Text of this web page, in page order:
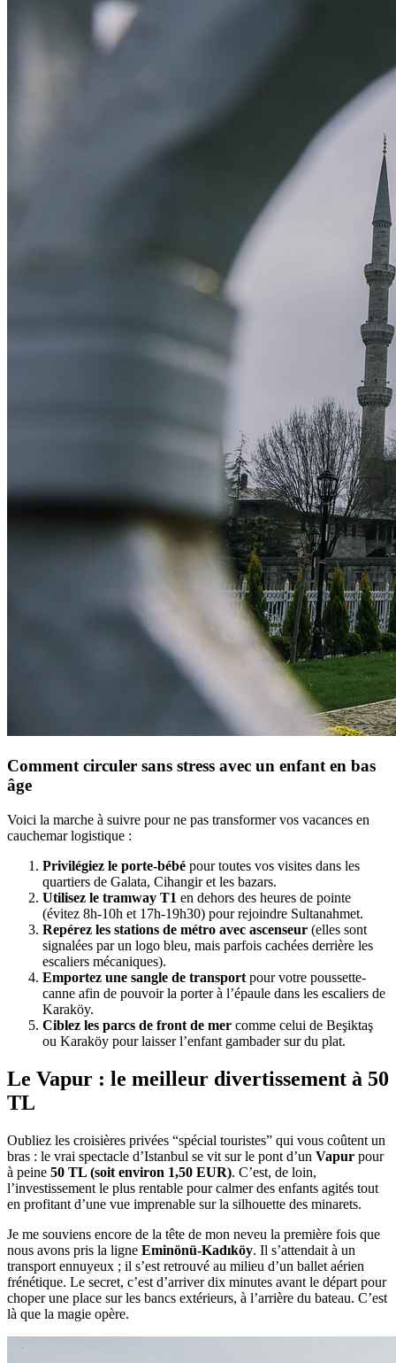
Comment circuler sans stress avec un enfant en bas
âge
Voici la marche à suivre pour ne pas transformer vos vacances en
cauchemar logistique :
Privilégiez le porte-bébé pour toutes vos visites dans les
quartiers de Galata, Cihangir et les bazars.
Utilisez le tramway T1 en dehors des heures de pointe
(évitez 8h-10h et 17h-19h30) pour rejoindre Sultanahmet.
Repérez les stations de métro avec ascenseur (elles sont
signalées par un logo bleu, mais parfois cachées derrière les
escaliers mécaniques).
Emportez une sangle de transport pour votre poussette-
canne afin de pouvoir la porter à l’épaule dans les escaliers de
Karaköy.
Ciblez les parcs de front de mer comme celui de Beşiktaş
ou Karaköy pour laisser l’enfant gambader sur du plat.
Le Vapur : le meilleur divertissement à 50
TL
Oubliez les croisières privées “spécial touristes” qui vous coûtent un
bras : le vrai spectacle d’Istanbul se vit sur le pont d’un Vapur pour
à peine 50 TL (soit environ 1,50 EUR). C’est, de loin,
l’investissement le plus rentable pour calmer des enfants agités tout
en profitant d’une vue imprenable sur la silhouette des minarets.
Je me souviens encore de la tête de mon neveu la première fois que
nous avons pris la ligne Eminönü-Kadıköy. Il s’attendait à un
transport ennuyeux ; il s’est retrouvé au milieu d’un ballet aérien
frénétique. Le secret, c’est d’arriver dix minutes avant le départ pour
choper une place sur les bancs extérieurs, à l’arrière du bateau. C’est
là que la magie opère.